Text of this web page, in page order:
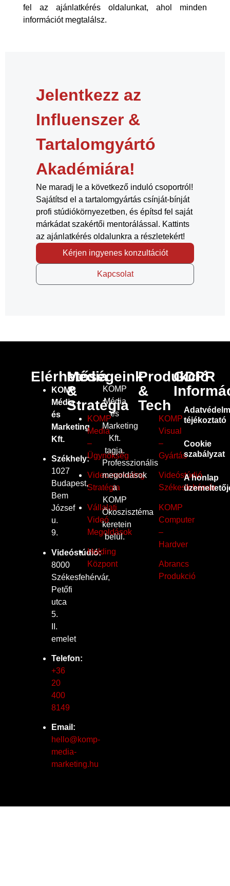
fel az ajánlatkérés oldalunkat, ahol minden
információt megtalálsz.
Jelentkezz az
Influenszer &
Tartalomgyártó
Akadémiára!
Ne maradj le a következő induló csoportról!
Sajátítsd el a tartalomgyártás csínját-bínját
profi stúdiókörnyezetben, és építsd fel saját
márkádat szakértői mentorálással. Kattints
az ajánlatkérés oldalunkra a részletekért!
Kérjen ingyenes konzultációt
Kapcsolat
Elérhetőségeink
KOMP
Média
és
Marketing
Kft.
Székhely:
1027
Budapest,
Bem
József
u.
9.
Videóstúdió:
8000
Székesfehérvár,
Petőfi
utca
5.
II.
emelet
Telefon:
+36
20
400
8149
Email:
hello@komp-
media-
marketing.hu
Média
&
Stratégia
KOMP
Media
–
Ügynökség
Videomarketing
Stratégia
Vállalati
Videó
Megoldások
Holding
Központ
KOMP
Média
és
Marketing
Kft.
tagja.
Professzionális
megoldások
a
KOMP
Ökoszisztéma
keretein
belül.
Produkció
&
Tech
KOMP
Visual
–
Gyártás
Videóstúdió
Székesfehérvár
KOMP
Computer
–
Hardver
Abrancs
Produkció
GDPR
téjékoztató
Cookie
szabályzat
A honlap